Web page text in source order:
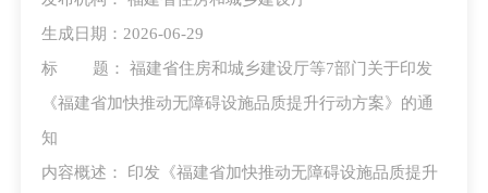
生成日期：2026-06-29
标 题： 福建省住房和城乡建设厅等7部门关于印发
《福建省加快推动无障碍设施品质提升行动方案》的通
知
内容概述： 印发《福建省加快推动无障碍设施品质提升